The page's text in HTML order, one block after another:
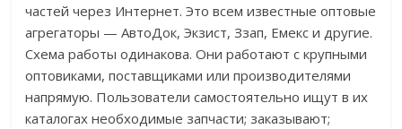
частей через Интернет. Это всем известные оптовые
агрегаторы — АвтоДок, Экзист, Ззап, Емекс и другие.
Схема работы одинакова. Они работают с крупными
оптовиками, поставщиками или производителями
напрямую. Пользователи самостоятельно ищут в их
каталогах необходимые запчасти; заказывают;